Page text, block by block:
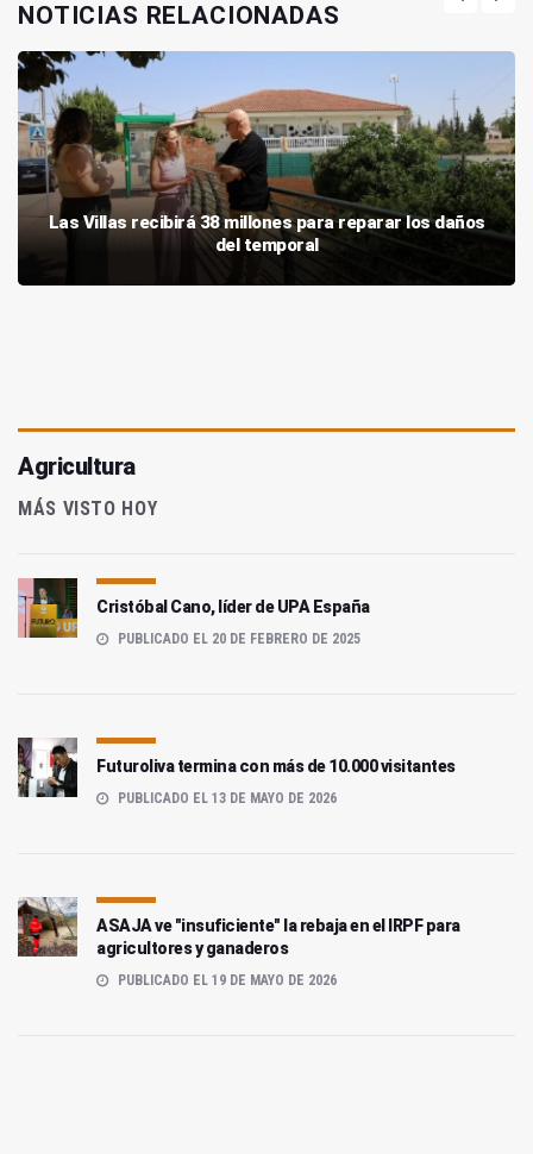
NOTICIAS RELACIONADAS
Las Villas recibirá 38 millones para reparar los daños
del temporal
Agricultura
MÁS VISTO HOY
Cristóbal Cano, líder de UPA España
PUBLICADO EL 20 DE FEBRERO DE 2025
Futuroliva termina con más de 10.000 visitantes
PUBLICADO EL 13 DE MAYO DE 2026
ASAJA ve "insuficiente" la rebaja en el IRPF para
agricultores y ganaderos
PUBLICADO EL 19 DE MAYO DE 2026